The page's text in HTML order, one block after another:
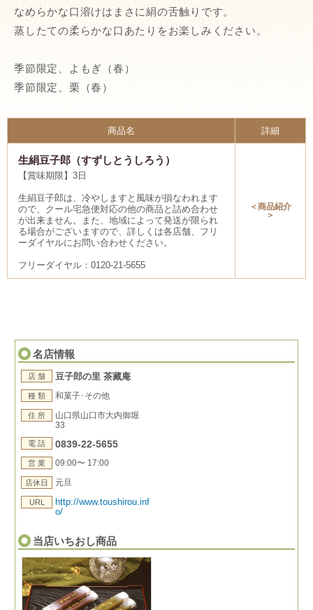
名店情報
店 舗 豆子郎の里 茶藏庵
種 類 和菓子･その他
住 所
山口県山口市大内御堀
33
電 話 0839-22-5655
営 業 09:00〜 17:00
店休日 元旦
URL
http://www.toushirou.inf
o/
当店いちおし商品
なめらかな口溶けはまさに絹の舌触りです。
蒸したての柔らかな口あたりをお楽しみください。
季節限定、よもぎ（春）
季節限定、栗（春）
商品名 詳細
生絹豆子郎（すずしとうしろう）
【賞味期限】3日
生絹豆子郎は、冷やしますと風味が損なわれます
ので、クール宅急便対応の他の商品と詰め合わせ
が出来ません。また、地域によって発送が限られ
る場合がございますので、詳しくは各店舗、フリ
ーダイヤルにお問い合わせください。
フリーダイヤル：0120-21-5655
＜商品紹介
＞